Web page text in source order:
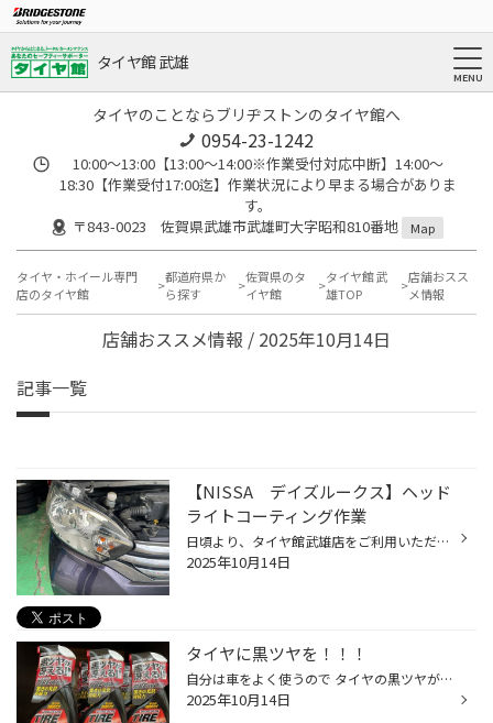
タイヤ館 武雄
タイヤのことならブリヂストンのタイヤ館へ
0954-23-1242
10:00～13:00【13:00～14:00※作業受付対応中断】14:00～
18:30【作業受付17:00迄】作業状況により早まる場合がありま
す。
〒843-0023 佐賀県武雄市武雄町大字昭和810番地
Map
タイヤ・ホイール専門
店のタイヤ館
都道府県か
ら探す
佐賀県のタ
イヤ館
タイヤ館 武
雄TOP
店舗おスス
メ情報
店舗おススメ情報 / 2025年10月14日
記事一覧
【NISSA デイズルークス】ヘッド
ライトコーティング作業
日頃より、タイヤ館武雄店をご利用いただきありがとうございます。 (WEB掲載をご快諾いただきましたK様、大変感謝しております。) おクルマ：【NISSAN デイズルークス】 作業内容：ヘッドライト磨き・コーティング作業 今回は、ヘッドライト磨きとコーティングを実施！！！ Before After タイヤ館武...
2025年10月14日
タイヤに黒ツヤを！！！
自分は車をよく使うので タイヤの黒ツヤがなくなっていくのが かなり気になっていたんです。 けれど、「BRIDGESTONE タイヤワックス」 に出会って、解決しました＼(^^)／ さ・ら・に！！ タイヤワックスを付けることでタイヤの汚れや、 色褪せを解消したり、タイヤのゴムが硬くなる劣化が原因のひび...
2025年10月14日